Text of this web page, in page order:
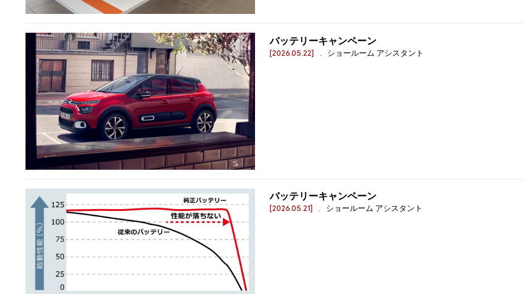
バッテリーキャンペーン
[2026.05.22] . ショールーム アシスタント
バッテリーキャンペーン
[2026.05.21] . ショールーム アシスタント